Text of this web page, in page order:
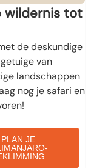
wildernis tot
de deskundige
van
landschappen
nog je safari en
PLAN JE